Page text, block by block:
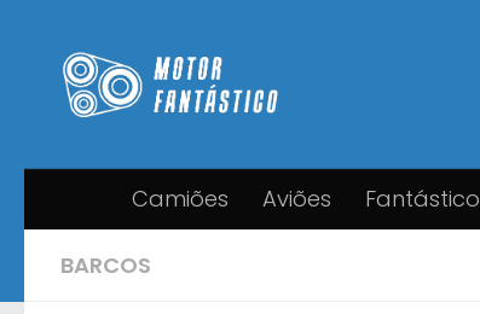
Camiões Aviões Fantástico
BARCOS